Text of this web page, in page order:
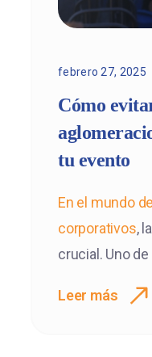
febrero 27, 2025
Cómo
tu evento
En el mundo
corporativos,
crucial. Uno
Leer más